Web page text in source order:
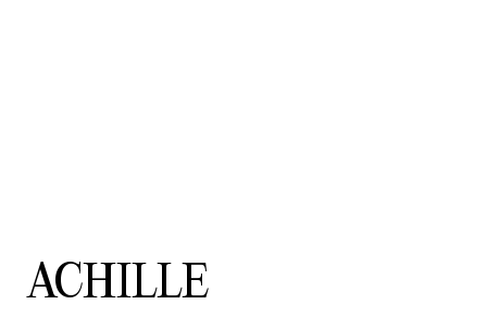
ACHILLE